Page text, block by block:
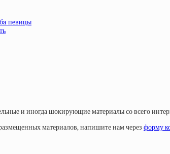
пeвицы
и иногда шокирующие материалы со всего
материалов, напишите нам через форму